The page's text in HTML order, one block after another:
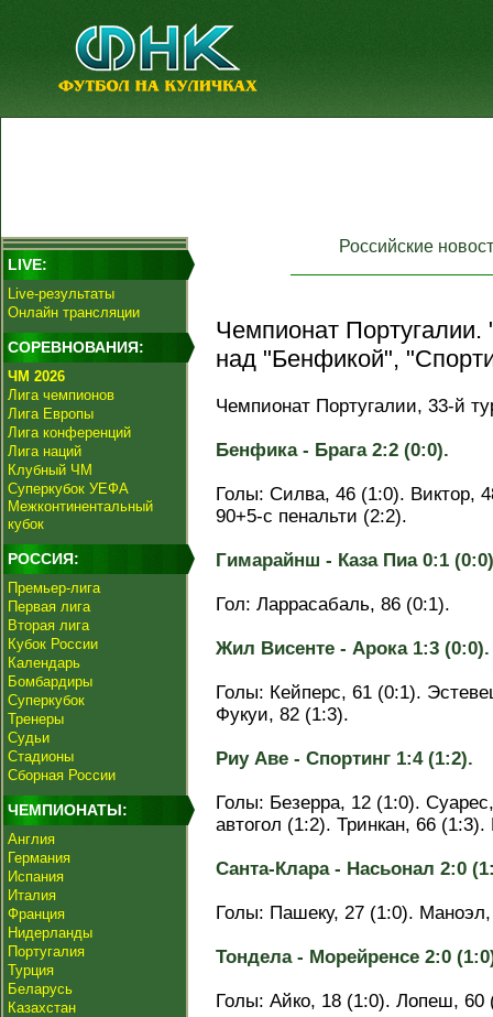
LIVE:
Live-результаты
Онлайн трансляции
СОРЕВНОВАНИЯ:
ЧМ 2026
Лига чемпионов
Лига Европы
Лига конференций
Лига наций
Клубный ЧМ
Суперкубок УЕФА
Межконтинентальный
кубок
РОССИЯ:
Премьер-лига
Первая лига
Вторая лига
Кубок России
Календарь
Бомбардиры
Суперкубок
Тренеры
Судьи
Стадионы
Сборная России
ЧЕМПИОНАТЫ:
Англия
Германия
Испания
Италия
Франция
Нидерланды
Португалия
Турция
Беларусь
Казахстан
Российские
Чемпионат Португалии.
над "Бенфикой",
Чемпионат Португалии, 33-й
Бенфика - Брага 2:2 (0:0).
Голы: Силва, 46 (1:0). Виктор,
90+5-с пенальти (2:2).
Гимарайнш - Каза Пиа 0:1
Гол: Ларрасабаль, 86 (0:1).
Жил Висенте - Арока 1:3 (0:0).
Голы: Кейперс, 61 (0:1).
Фукуи, 82 (1:3).
Риу Аве - Спортинг 1:4 (1:2).
Голы: Безерра, 12 (1:0).
автогол (1:2). Тринкан, 66
Санта-Клара - Насьонал 2:0
Голы: Пашеку, 27 (1:0).
Тондела - Морейренсе 2:0
Голы: Айко, 18 (1:0). Лопеш, 60